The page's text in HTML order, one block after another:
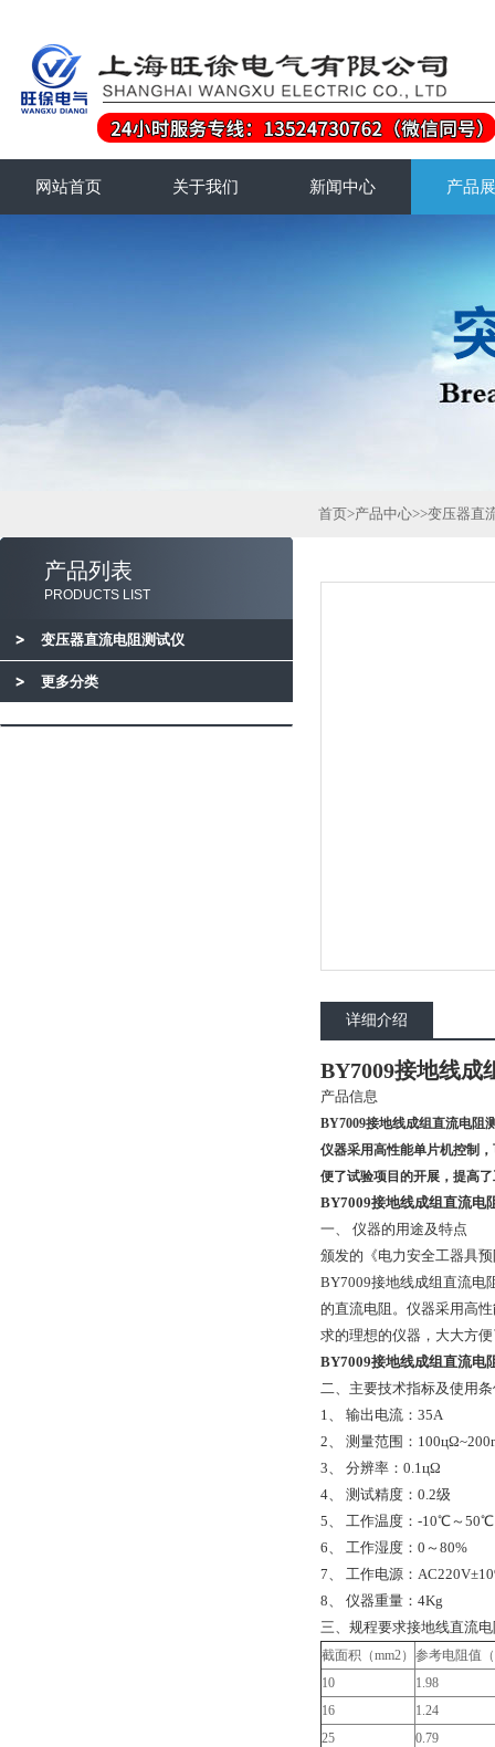
网站首页 关于我们 新闻中心 产品
产品列表
PRODUCTS LIST
变压器直流电阻测试仪
更多分类
首页>产品中心>>变压器直
详细介绍
BY7009接地线成
产品信息
BY7009接地线成组直流电阻
仪器采用高性能单片机控制
便了试验项目的开展，提高
BY7009接地线成组直流电
一、 仪器的用途及特点
颁发的《电力安全工器具
BY7009接地线成组直流电
的直流电阻。仪器采用高
求的理想的仪器，大大方
BY7009接地线成组直流电
二、主要技术指标及使用
1、 输出电流：35A
2、 测量范围：
3、 分辨率：0.1цΩ
4、 测试精度：0.2级
5、 工作温度：-10℃～50℃
6、 工作湿度：0～80%
7、 工作电源：
8、 仪器重量：4Kg
三、规程要求接地线直流
截面积（mm2） 参考电阻值
10
1.98
16
1.24
25
0.79